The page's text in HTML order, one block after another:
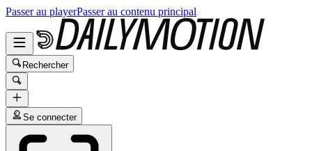
Passer au playerPasser au contenu principal
Rechercher
Se connecter